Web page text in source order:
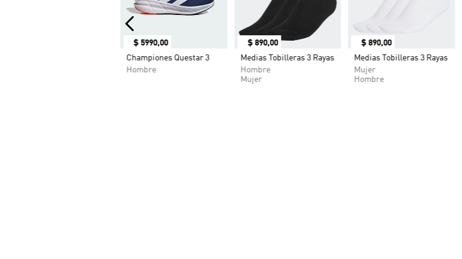
$ 5990,00
Championes Questar 3
Hombre
$ 890,00
Medias Tobilleras 3 Rayas
Hombre
Mujer
$ 890,00
Medias Tobilleras 3 Rayas
Mujer
Hombre